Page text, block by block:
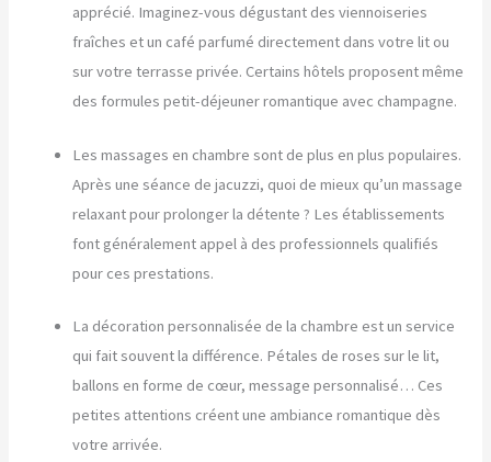
apprécié. Imaginez-vous dégustant des viennoiseries
fraîches et un café parfumé directement dans votre lit ou
sur votre terrasse privée. Certains hôtels proposent même
des formules petit-déjeuner romantique avec champagne.
Les massages en chambre sont de plus en plus populaires.
Après une séance de jacuzzi, quoi de mieux qu’un massage
relaxant pour prolonger la détente ? Les établissements
font généralement appel à des professionnels qualifiés
pour ces prestations.
La décoration personnalisée de la chambre est un service
qui fait souvent la différence. Pétales de roses sur le lit,
ballons en forme de cœur, message personnalisé… Ces
petites attentions créent une ambiance romantique dès
votre arrivée.